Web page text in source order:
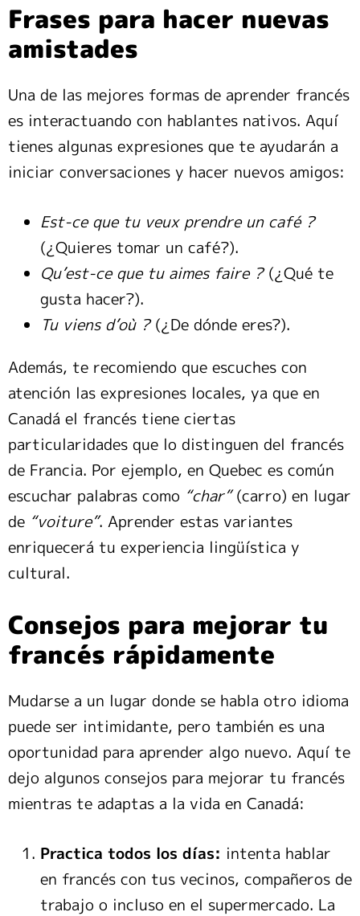
Frases para hacer nuevas
amistades
Una de las mejores formas de aprender francés
es interactuando con hablantes nativos. Aquí
tienes algunas expresiones que te ayudarán a
iniciar conversaciones y hacer nuevos amigos:
Est-ce que tu veux prendre un café ?
(¿Quieres tomar un café?).
Qu’est-ce que tu aimes faire ?(¿Qué te
gusta hacer?).
Tu viens d’où ?(¿De dónde eres?).
Además, te recomiendo que escuches con
atención las expresiones locales, ya que en
Canadá el francés tiene ciertas
particularidades que lo distinguen del francés
de Francia. Por ejemplo, en Quebec es común
escuchar palabras como “char”(carro) en lugar
de “voiture”. Aprender estas variantes
enriquecerá tu experiencia lingüística y
cultural.
Consejos para mejorar tu
francés rápidamente
Mudarse a un lugar donde se habla otro idioma
puede ser intimidante, pero también es una
oportunidad para aprender algo nuevo. Aquí te
dejo algunos consejos para mejorar tu francés
mientras te adaptas a la vida en Canadá:
Practica todos los días: intenta hablar
en francés con tus vecinos, compañeros de
trabajo o incluso en el supermercado. La